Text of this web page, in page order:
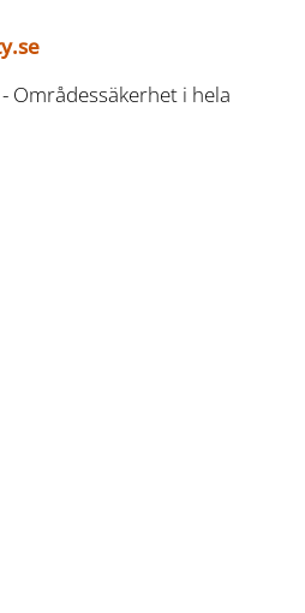
Områdessäkerhet i hela